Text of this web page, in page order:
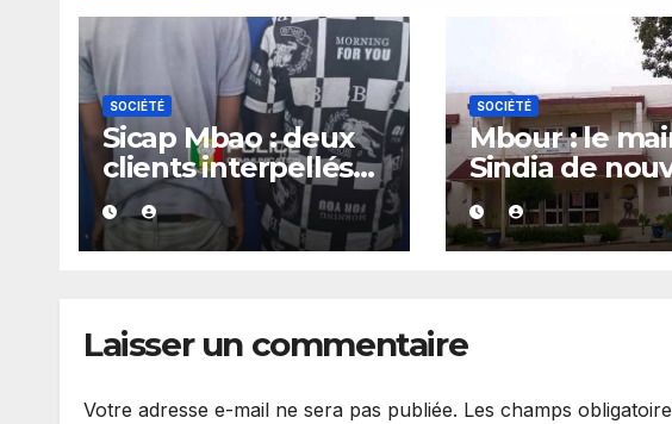
SOCIÉTÉ
Sicap Mbao : deux
clients interpellés
avec du kush lors
d’un contrôle de
police dans un bar
SOCIÉTÉ
Mbour : le
Sindia de
arrêté
Laisser un commentaire
Votre adresse e-mail ne sera pas publiée. Les champs